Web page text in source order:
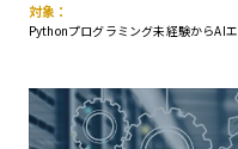
対象：
Pythonプログラミング未経験からAI